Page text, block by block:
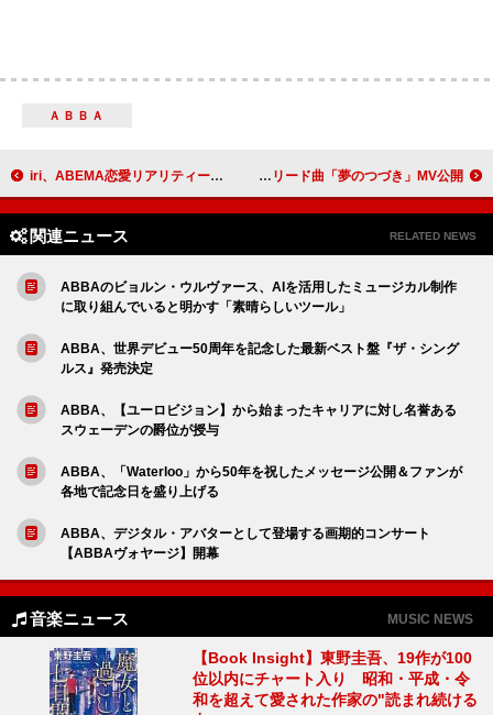
ＡＢＢＡ
iri、ABEMA恋愛リアリティーショー『Girl or Lady Season2』主題歌「CUBE」MVプレミア公開決定 水瀬いのり、9/3発売2ndハーフAL『Turquoise』リード曲「夢のつづき」MV公開
関連ニュース RELATED NEWS
ABBAのビョルン・ウルヴァース、AIを活用したミュージカル制作
に取り組んでいると明かす「素晴らしいツール」
ABBA、世界デビュー50周年を記念した最新ベスト盤『ザ・シング
ルス』発売決定
ABBA、【ユーロビジョン】から始まったキャリアに対し名誉ある
スウェーデンの爵位が授与
ABBA、「Waterloo」から50年を祝したメッセージ公開＆ファンが
各地で記念日を盛り上げる
ABBA、デジタル・アバターとして登場する画期的コンサート
【ABBAヴォヤージ】開幕
音楽ニュース MUSIC NEWS
【Book Insight】東野圭吾、19作が100
位以内にチャート入り 昭和・平成・令
和を超えて愛された作家の"読まれ続ける